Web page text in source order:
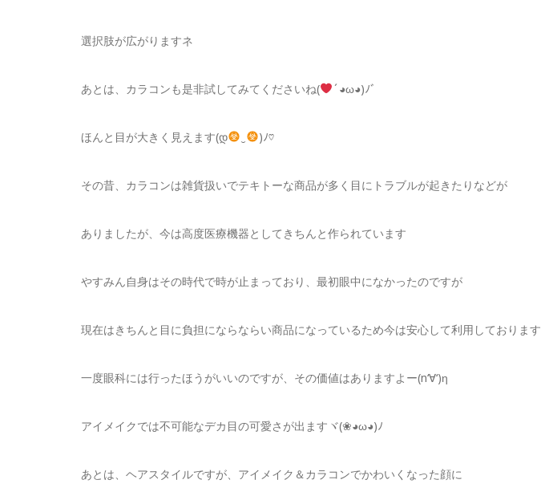
選択肢が広がりますネ
あとは、カラコンも是非試してみてくださいね( ´◕ω◕)ﾉﾞ
ほんと目が大きく見えます(დ )ﾉ♡
その昔、カラコンは雑貨扱いでテキトーな商品が多く目にトラブルが起きたりなどが
ありましたが、今は高度医療機器としてきちんと作られています
やすみん自身はその時代で時が止まっており、最初眼中になかったのですが
現在はきちんと目に負担にならならい商品になっているため今は安心して利用しております
一度眼科には行ったほうがいいのですが、その価値はありますよー(n‘∀‘)η
アイメイクでは不可能なデカ目の可愛さが出ますヾ(❀◕ω◕)ﾉ
あとは、ヘアスタイルですが、アイメイク＆カラコンでかわいくなった顔に